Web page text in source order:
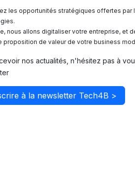
les opportunités stratégiques offertes par
nous allons digitaliser votre entreprise, et
proposition de valeur de votre business
nos actualités, n'hésitez pas à
à la newsletter Tech4B >